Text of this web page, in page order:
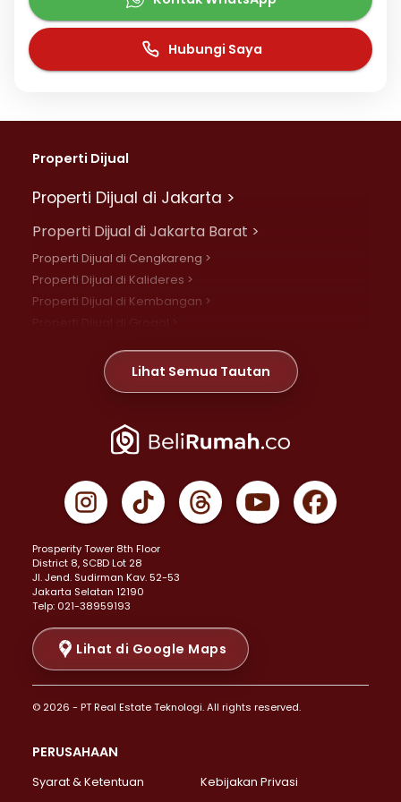
Hubungi Saya
Properti Dijual
Properti Dijual di Jakarta >
Properti Dijual di Jakarta Barat >
Properti Dijual di Cengkareng >
Properti Dijual di Kalideres >
Properti Dijual di Kembangan >
Properti Dijual di Meruya >
Properti Dijual di Jelambar >
Properti Dijual di Jakarta Pusat >
Properti Dijual di Gambir >
Properti Dijual di Johar Baru >
Properti Dijual di Menteng >
Properti Dijual di Senen >
Properti Dijual di Tanah Abang >
Properti Dijual di Cikini >
Properti Dijual di Kramat >
Properti Dijual di Pasar Baru >
Properti Dijual di Bendungan Hilir >
Properti Dijual di Jakarta Selatan >
Properti Dijual di Lebak Bulus >
Properti Dijual di Gandaria Selatan >
Lihat Semua Tautan
Prosperity Tower 8th Floor
District 8, SCBD Lot 28
JI. Jend. Sudirman Kav. 52-53
Jakarta Selatan 12190
Telp: 021-38959193
Lihat di Google Maps
© 2026 - PT Real Estate Teknologi. All rights reserved.
PERUSAHAAN
Syarat & Ketentuan
Kebijakan Privasi